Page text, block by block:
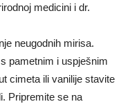
medicini i dr.
neugodnih mirisa.
pametnim i uspješnim
cimeta ili vanilije stavite
Pripremite se na